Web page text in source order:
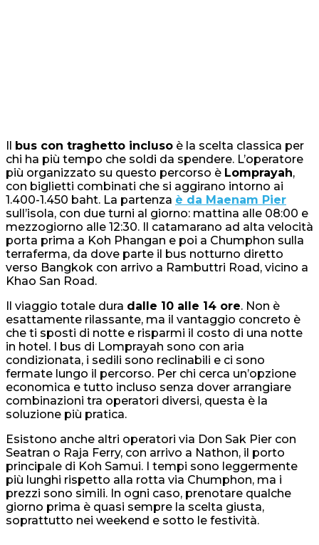
Il bus con traghetto incluso è la scelta classica per
chi ha più tempo che soldi da spendere. L’operatore
più organizzato su questo percorso è Lomprayah,
con biglietti combinati che si aggirano intorno ai
1.400-1.450 baht. La partenza è da Maenam Pier
sull’isola, con due turni al giorno: mattina alle 08:00 e
mezzogiorno alle 12:30. Il catamarano ad alta velocità
porta prima a Koh Phangan e poi a Chumphon sulla
terraferma, da dove parte il bus notturno diretto
verso Bangkok con arrivo a Rambuttri Road, vicino a
Khao San Road.
Il viaggio totale dura dalle 10 alle 14 ore. Non è
esattamente rilassante, ma il vantaggio concreto è
che ti sposti di notte e risparmi il costo di una notte
in hotel. I bus di Lomprayah sono con aria
condizionata, i sedili sono reclinabili e ci sono
fermate lungo il percorso. Per chi cerca un’opzione
economica e tutto incluso senza dover arrangiare
combinazioni tra operatori diversi, questa è la
soluzione più pratica.
Esistono anche altri operatori via Don Sak Pier con
Seatran o Raja Ferry, con arrivo a Nathon, il porto
principale di Koh Samui. I tempi sono leggermente
più lunghi rispetto alla rotta via Chumphon, ma i
prezzi sono simili. In ogni caso, prenotare qualche
giorno prima è quasi sempre la scelta giusta,
soprattutto nei weekend e sotto le festività.